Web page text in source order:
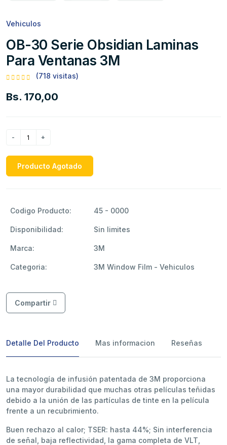
Vehiculos
OB-30 Serie Obsidian Laminas
Para Ventanas 3M
(718 visitas)
Bs. 170,00
Producto Agotado
Codigo Producto: 45 - 0000
Disponibilidad: Sin limites
Marca: 3M
Categoria: 3M Window Film - Vehiculos
Compartir
Detalle Del Producto Mas informacion Reseñas
La tecnología de infusión patentada de 3M proporciona
una mayor durabilidad que muchas otras películas teñidas
debido a la unión de las partículas de tinte en la película
frente a un recubrimiento.
Buen rechazo al calor; TSER: hasta 44%; Sin interferencia
de señal, baja reflectividad, la gama completa de VLT,